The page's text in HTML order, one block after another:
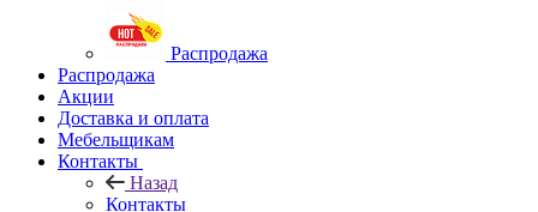
Распродажа
Распродажа
Акции
Доставка и оплата
Мебельщикам
Контакты
Назад
Контакты